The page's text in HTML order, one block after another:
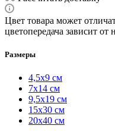
Цвет товара может
цветопередача зависит от
Размеры
4,5х9 см
7х14 см
9,5х19 см
15х30 см
20х40 см